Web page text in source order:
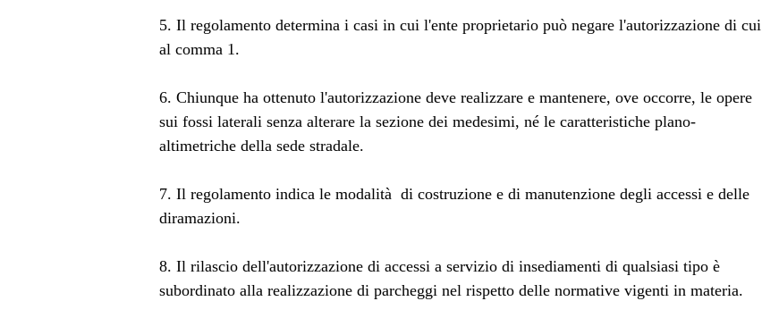
5. Il regolamento determina i casi in cui l'ente proprietario può negare l'autorizzazione di cui
al comma 1.
6. Chiunque ha ottenuto l'autorizzazione deve realizzare e mantenere, ove occorre, le opere
sui fossi laterali senza alterare la sezione dei medesimi, né le caratteristiche plano-
altimetriche della sede stradale.
7. Il regolamento indica le modalità di costruzione e di manutenzione degli accessi e delle
diramazioni.
8. Il rilascio dell'autorizzazione di accessi a servizio di insediamenti di qualsiasi tipo è
subordinato alla realizzazione di parcheggi nel rispetto delle normative vigenti in materia.